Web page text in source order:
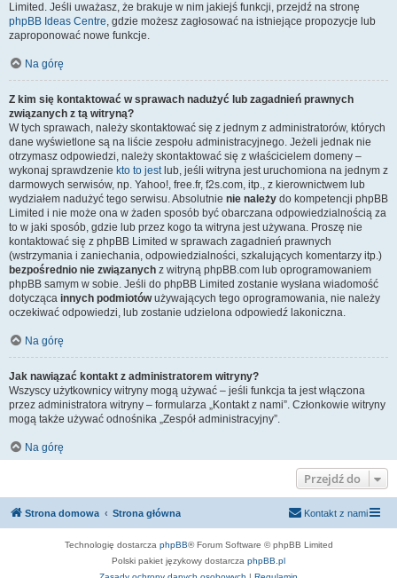
Limited. Jeśli uważasz, że brakuje w nim jakiejś funkcji, przejdź na stronę
phpBB Ideas Centre, gdzie możesz zagłosować na istniejące propozycje lub
zaproponować nowe funkcje.
Na górę
Z kim się kontaktować w sprawach nadużyć lub zagadnień prawnych
związanych z tą witryną?
W tych sprawach, należy skontaktować się z jednym z administratorów, których
dane wyświetlone są na liście zespołu administracyjnego. Jeżeli jednak nie
otrzymasz odpowiedzi, należy skontaktować się z właścicielem domeny –
wykonaj sprawdzenie kto to jestlub, jeśli witryna jest uruchomiona na jednym z
darmowych serwisów, np. Yahoo!, free.fr, f2s.com, itp., z kierownictwem lub
wydziałem nadużyć tego serwisu. Absolutnie nie należy do kompetencji phpBB
Limited i nie może ona w żaden sposób być obarczana odpowiedzialnością za
to w jaki sposób, gdzie lub przez kogo ta witryna jest używana. Proszę nie
kontaktować się z phpBB Limited w sprawach zagadnień prawnych
(wstrzymania i zaniechania, odpowiedzialności, szkalujących komentarzy itp.)
bezpośrednio nie związanych z witryną phpBB.com lub oprogramowaniem
phpBB samym w sobie. Jeśli do phpBB Limited zostanie wysłana wiadomość
dotycząca innych podmiotówużywających tego oprogramowania, nie należy
oczekiwać odpowiedzi, lub zostanie udzielona odpowiedź lakoniczna.
Na górę
Jak nawiązać kontakt z administratorem witryny?
Wszyscy użytkownicy witryny mogą używać – jeśli funkcja ta jest włączona
przez administratora witryny – formularza „Kontakt z nami”. Członkowie witryny
mogą także używać odnośnika „Zespół administracyjny”.
Na górę
Przejdź do
Strona domowa Strona główna Kontakt z nami
Technologię dostarcza phpBB® Forum Software © phpBB Limited
Polski pakiet językowy dostarcza phpBB.pl